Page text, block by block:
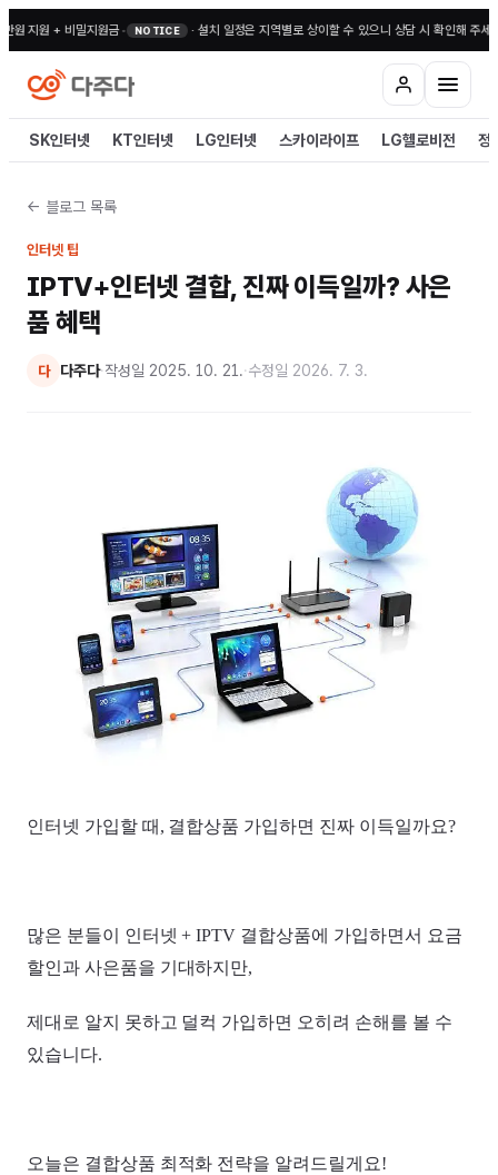
원 + 비밀지원금• NOTICE ·설치 일정은 지역별로 상이할 수 있으니 상담 시 확인해 주세요•전
SK인터넷 KT인터넷 LG인터넷 스카이라이프 LG헬로비전 정
← 블로그 목록
인터넷 팁
IPTV+인터넷 결합, 진짜 이득일까? 사은
품 혜택
다 다주다·작성일 2025. 10. 21.·수정일 2026. 7. 3.
인터넷 가입할 때, 결합상품 가입하면 진짜 이득일까요?
많은 분들이 인터넷 + IPTV 결합상품에 가입하면서 요금
할인과 사은품을 기대하지만,
제대로 알지 못하고 덜컥 가입하면 오히려 손해를 볼 수
있습니다.
오늘은 결합상품 최적화 전략을 알려드릴게요!